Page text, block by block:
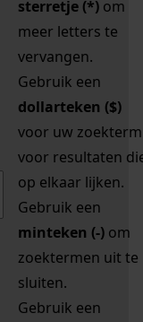
sterretje (*) om
meer letters te
vervangen.
Gebruik een
dollarteken ($)
voor uw zoekterm
voor resultaten
op elkaar lijken.
Gebruik een
minteken (-) om
zoektermen uit te
sluiten.
Gebruik een